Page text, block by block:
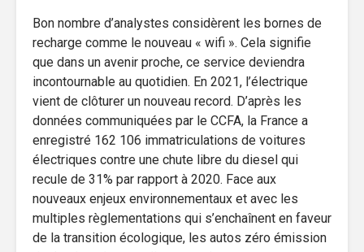
Bon nombre d’analystes considèrent les bornes de
recharge comme le nouveau « wifi ». Cela signifie
que dans un avenir proche, ce service deviendra
incontournable au quotidien. En 2021, l’électrique
vient de clôturer un nouveau record. D’après les
données communiquées par le CCFA, la France a
enregistré 162 106 immatriculations de voitures
électriques contre une chute libre du diesel qui
recule de 31% par rapport à 2020. Face aux
nouveaux enjeux environnementaux et avec les
multiples règlementations qui s’enchaînent en faveur
de la transition écologique, les autos zéro émission